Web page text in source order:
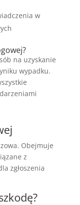
w
na uzyskanie
wypadku.
Obejmuje
z
zgłoszenia